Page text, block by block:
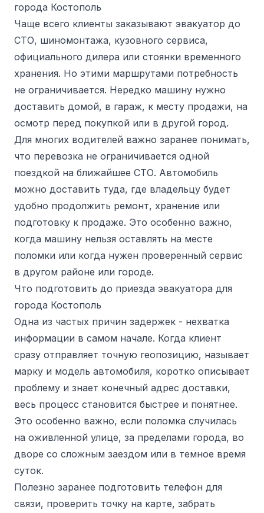
города Костополь
Чаще всего клиенты заказывают эвакуатор до
СТО, шиномонтажа, кузовного сервиса,
официального дилера или стоянки временного
хранения. Но этими маршрутами потребность
не ограничивается. Нередко машину нужно
доставить домой, в гараж, к месту продажи, на
осмотр перед покупкой или в другой город.
Для многих водителей важно заранее понимать,
что перевозка не ограничивается одной
поездкой на ближайшее СТО. Автомобиль
можно доставить туда, где владельцу будет
удобно продолжить ремонт, хранение или
подготовку к продаже. Это особенно важно,
когда машину нельзя оставлять на месте
поломки или когда нужен проверенный сервис
в другом районе или городе.
Что подготовить до приезда эвакуатора для
города Костополь
Одна из частых причин задержек - нехватка
информации в самом начале. Когда клиент
сразу отправляет точную геопозицию, называет
марку и модель автомобиля, коротко описывает
проблему и знает конечный адрес доставки,
весь процесс становится быстрее и понятнее.
Это особенно важно, если поломка случилась
на оживленной улице, за пределами города, во
дворе со сложным заездом или в темное время
суток.
Полезно заранее подготовить телефон для
связи, проверить точку на карте, забрать